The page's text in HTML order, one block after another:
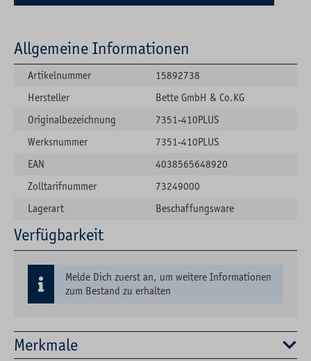
Merkmale
Allgemeine Informationen
Artikelnummer
15892738
Hersteller
Bette GmbH & Co.KG
Originalbezeichnung
7351-410PLUS
Werksnummer
7351-410PLUS
EAN
4038565648920
Zolltarifnummer
73249000
Lagerart
Beschaffungsware
Verfügbarkeit
Melde Dich zuerst an, um weitere Informationen
zum Bestand zu erhalten